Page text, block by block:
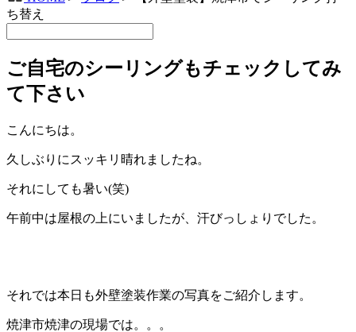
ち替え
ご自宅のシーリングもチェックしてみ
て下さい
こんにちは。
久しぶりにスッキリ晴れましたね。
それにしても暑い(笑)
午前中は屋根の上にいましたが、汗びっしょりでした。
それでは本日も外壁塗装作業の写真をご紹介します。
焼津市焼津の現場では。。。